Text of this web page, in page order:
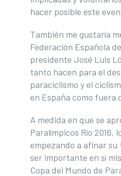
hacer posible este
También me gustaría
Federación Española
presidente José Luis
tanto hacen para el
paraciclismo y el
en España como fuera
A medida en que se
Paralímpicos Río 2016,
empezando a afinar su
ser importante en sí
Copa del Mundo de